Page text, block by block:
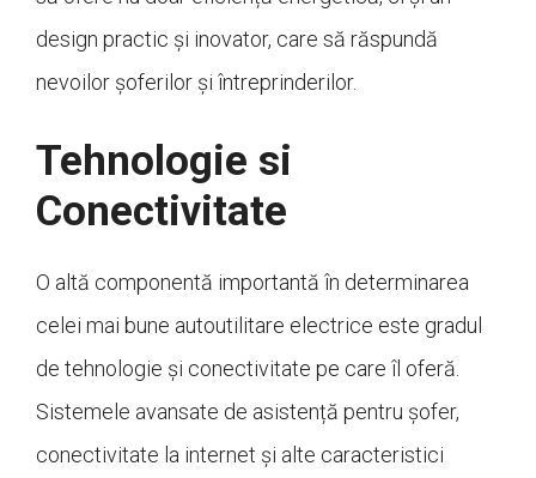
design practic și inovator, care să răspundă
nevoilor șoferilor și întreprinderilor.
Tehnologie si
Conectivitate
O altă componentă importantă în determinarea
celei mai bune autoutilitare electrice este gradul
de tehnologie și conectivitate pe care îl oferă.
Sistemele avansate de asistență pentru șofer,
conectivitate la internet și alte caracteristici